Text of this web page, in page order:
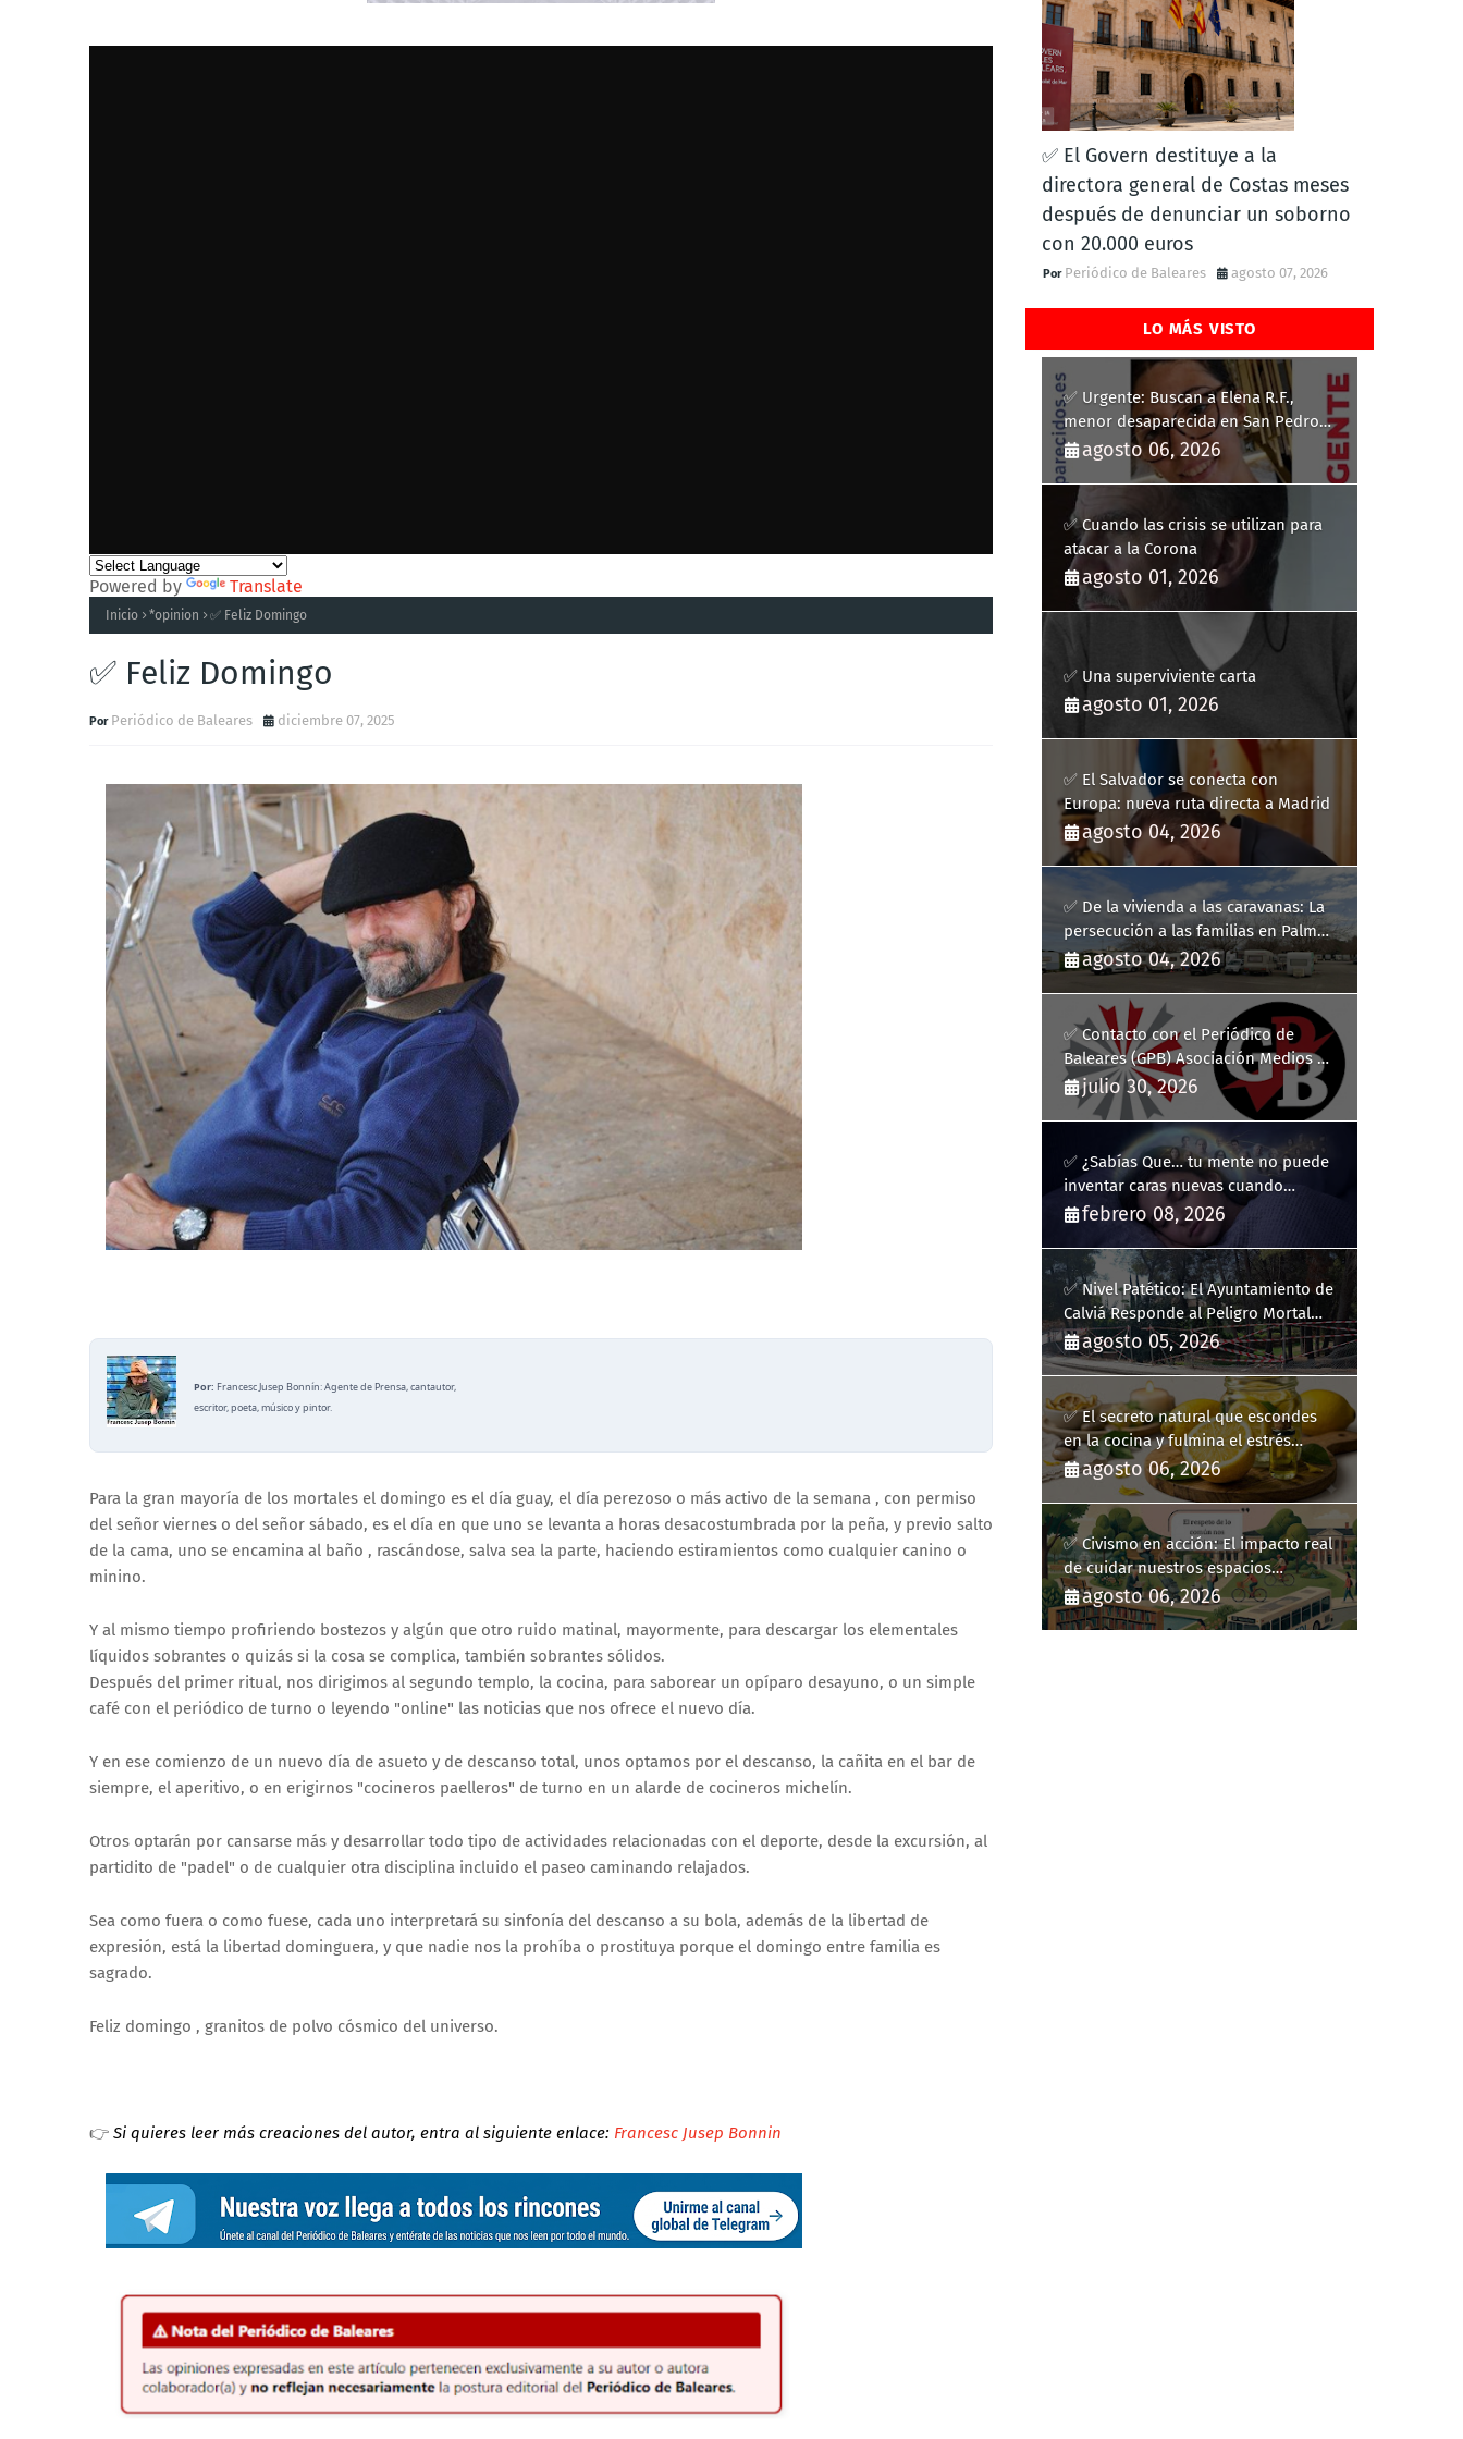
Powered by Translate
Inicio *opinion ✅ Feliz Domingo
✅ Feliz Domingo
Periódico de Baleares diciembre 07, 2025
Por: Francesc Jusep Bonnín: Agente de Prensa, cantautor,
escritor, poeta, músico y pintor.
Para la gran mayoría de los mortales el domingo es el día guay, el día perezoso o más activo de la semana , con permiso
del señor viernes o del señor sábado, es el día en que uno se levanta a horas desacostumbrada por la peña, y previo salto
de la cama, uno se encamina al baño , rascándose, salva sea la parte, haciendo estiramientos como cualquier canino o
minino.
Y al mismo tiempo profiriendo bostezos y algún que otro ruido matinal, mayormente, para descargar los elementales
líquidos sobrantes o quizás si la cosa se complica, también sobrantes sólidos.
Después del primer ritual, nos dirigimos al segundo templo, la cocina, para saborear un opíparo desayuno, o un simple
café con el periódico de turno o leyendo "online" las noticias que nos ofrece el nuevo día.
Y en ese comienzo de un nuevo día de asueto y de descanso total, unos optamos por el descanso, la cañita en el bar de
siempre, el aperitivo, o en erigirnos "cocineros paelleros" de turno en un alarde de cocineros michelín.
Otros optarán por cansarse más y desarrollar todo tipo de actividades relacionadas con el deporte, desde la excursión, al
partidito de "padel" o de cualquier otra disciplina incluido el paseo caminando relajados.
Sea como fuera o como fuese, cada uno interpretará su sinfonía del descanso a su bola, además de la libertad de
expresión, está la libertad dominguera, y que nadie nos la prohíba o prostituya porque el domingo entre familia es
sagrado.
Feliz domingo , granitos de polvo cósmico del universo.
👉 Si quieres leer más creaciones del autor, entra al siguiente enlace: Francesc Jusep Bonnin
✅ El Govern destituye a la
directora general de Costas meses
después de denunciar un soborno
con 20.000 euros
Periódico de Baleares agosto 07, 2026
LO MÁS VISTO
✅ Urgente: Buscan a Elena R.F.,
menor desaparecida en San Pedro
del Pinatar
agosto 06, 2026
✅ Cuando las crisis se utilizan para
atacar a la Corona
agosto 01, 2026
✅ Una superviviente carta
agosto 01, 2026
✅ El Salvador se conecta con
Europa: nueva ruta directa a Madrid
agosto 04, 2026
✅ De la vivienda a las caravanas: La
persecución a las familias en Palma
y la complicidad de un fracaso
heredado
agosto 04, 2026
✅ Contacto con el Periódico de
Baleares (GPB) Asociación Medios de
Comunicación Digitales
julio 30, 2026
✅ ¿Sabías Que… tu mente no puede
inventar caras nuevas cuando
sueñas?
febrero 08, 2026
✅ Nivel Patético: El Ayuntamiento de
Calviá Responde al Peligro Mortal
con "Plastiquitos"
agosto 05, 2026
✅ El secreto natural que escondes
en la cocina y fulmina el estrés
diario
agosto 06, 2026
✅ Civismo en acción: El impacto real
de cuidar nuestros espacios
públicos
agosto 06, 2026